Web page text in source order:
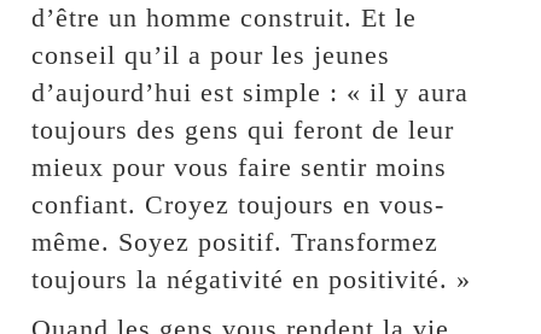
d’être un homme construit. Et le
conseil qu’il a pour les jeunes
d’aujourd’hui est simple : « il y aura
toujours des gens qui feront de leur
mieux pour vous faire sentir moins
confiant. Croyez toujours en vous-
même. Soyez positif. Transformez
toujours la négativité en positivité. »